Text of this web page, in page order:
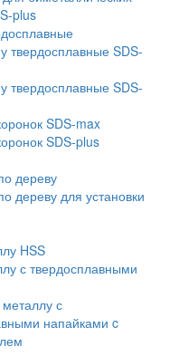
plus
твердосплавные SDS-
твердосплавные SDS-
SDS-max
SDS-plus
дереву
дереву для установки
HSS
с твердосплавными
с
напайками c